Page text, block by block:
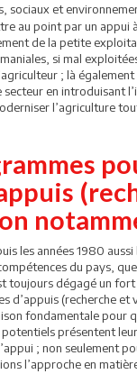
sociaux et
au point par un appui
de la petite
si mal
; là
en introduisant
l’agriculture
les années 1980
du pays,
toujours dégagé un
d’appuis (recherche et
fondamentale pour
présentent
; non seulement
l’approche en